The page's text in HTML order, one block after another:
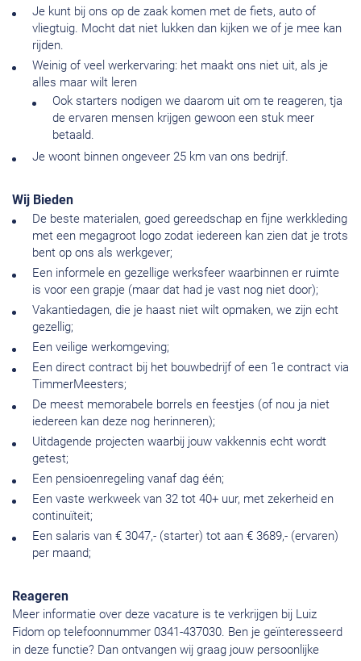
Je kunt bij ons op de zaak komen met de fiets, auto of
vliegtuig. Mocht dat niet lukken dan kijken we of je mee kan
rijden.
Weinig of veel werkervaring: het maakt ons niet uit, als je
alles maar wilt leren
Ook starters nodigen we daarom uit om te reageren, tja
de ervaren mensen krijgen gewoon een stuk meer
betaald.
Je woont binnen ongeveer 25 km van ons bedrijf.
Wij Bieden
De beste materialen, goed gereedschap en fijne werkkleding
met een megagroot logo zodat iedereen kan zien dat je trots
bent op ons als werkgever;
Een informele en gezellige werksfeer waarbinnen er ruimte
is voor een grapje (maar dat had je vast nog niet door);
Vakantiedagen, die je haast niet wilt opmaken, we zijn echt
gezellig;
Een veilige werkomgeving;
Een direct contract bij het bouwbedrijf of een 1e contract via
TimmerMeesters;
De meest memorabele borrels en feestjes (of nou ja niet
iedereen kan deze nog herinneren);
Uitdagende projecten waarbij jouw vakkennis echt wordt
getest;
Een pensioenregeling vanaf dag één;
Een vaste werkweek van 32 tot 40+ uur, met zekerheid en
continuïteit;
Een salaris van € 3047,- (starter) tot aan € 3689,- (ervaren)
per maand;
Reageren
Meer informatie over deze vacature is te verkrijgen bij Luiz
Fidom op telefoonnummer 0341-437030. Ben je geïnteresseerd
in deze functie? Dan ontvangen wij graag jouw persoonlijke